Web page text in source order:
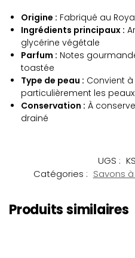
Origine : Fabriqué au
Ingrédients principaux :
glycérine végétale
Parfum : Notes
toastée
Type de peau : Convient
particulièrement les
Conservation : À
drainé
UGS :
Catégories : Savons
Produits similaires